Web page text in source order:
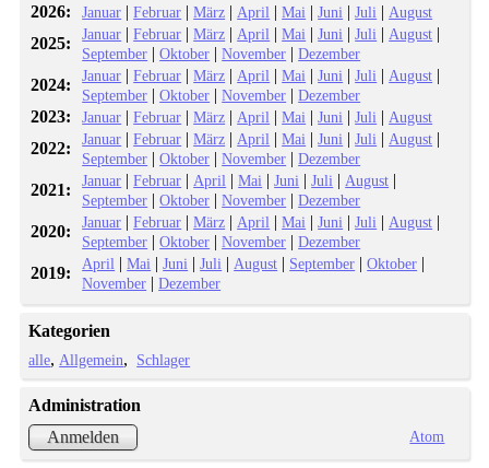
2026:
Januar |Februar |März | April |Mai |Juni |Juli | August
2025: Januar |Februar |März | April |Mai |Juni |Juli | August |
September |Oktober |November |Dezember
2024: Januar |Februar |März | April |Mai |Juni |Juli | August |
September |Oktober |November |Dezember
2023: Januar |Februar |März | April |Mai |Juni |Juli | August
2022: Januar |Februar |März | April |Mai |Juni |Juli | August |
September |Oktober |November |Dezember
2021: Januar |Februar | April |Mai |Juni |Juli | August |
September |Oktober |November |Dezember
2020: Januar |Februar |März | April |Mai |Juni |Juli | August |
September |Oktober |November |Dezember
2019: April |Mai |Juni |Juli | August | September |Oktober |
November |Dezember
Kategorien
alle Allgemein Schlager
Administration
Anmelden
Atom